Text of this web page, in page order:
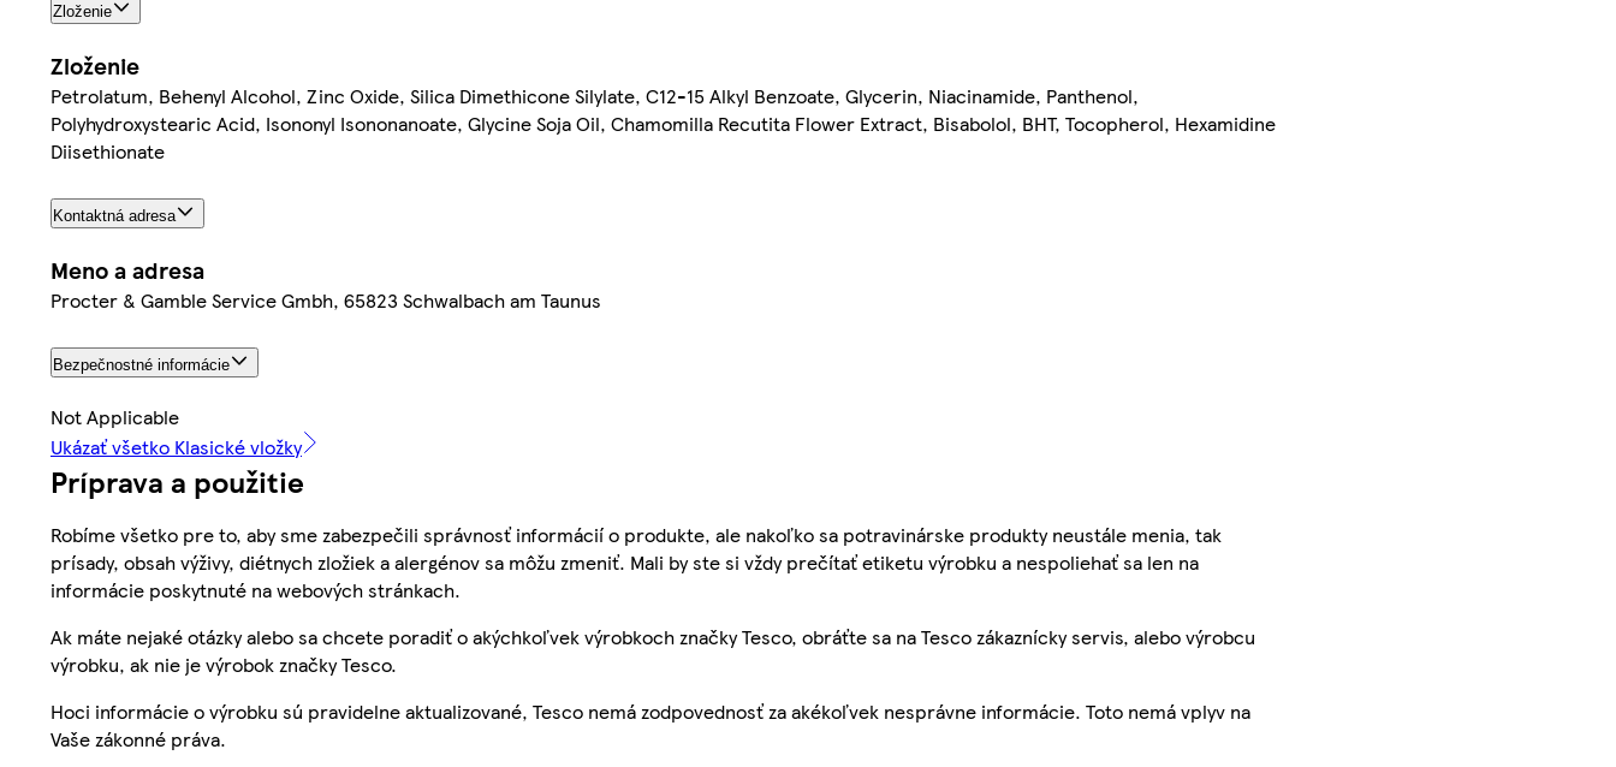
Zloženie
Zloženie
Petrolatum, Behenyl Alcohol, Zinc Oxide, Silica Dimethicone Silylate, C12-15 Alkyl Benzoate, Glycerin, Niacinamide, Panthenol,
Polyhydroxystearic Acid, Isononyl Isononanoate, Glycine Soja Oil, Chamomilla Recutita Flower Extract, Bisabolol, BHT, Tocopherol, Hexamidine
Diisethionate
Kontaktná adresa
Meno a adresa
Procter & Gamble Service Gmbh, 65823 Schwalbach am Taunus
Bezpečnostné informácie
Not Applicable
Ukázať všetko Klasické vložky
Príprava a použitie
Robíme všetko pre to, aby sme zabezpečili správnosť informácií o produkte, ale nakoľko sa potravinárske produkty neustále menia, tak
prísady, obsah výživy, diétnych zložiek a alergénov sa môžu zmeniť. Mali by ste si vždy prečítať etiketu výrobku a nespoliehať sa len na
informácie poskytnuté na webových stránkach.
Ak máte nejaké otázky alebo sa chcete poradiť o akýchkoľvek výrobkoch značky Tesco, obráťte sa na Tesco zákaznícky servis, alebo výrobcu
výrobku, ak nie je výrobok značky Tesco.
Hoci informácie o výrobku sú pravidelne aktualizované, Tesco nemá zodpovednosť za akékoľvek nesprávne informácie. Toto nemá vplyv na
Vaše zákonné práva.